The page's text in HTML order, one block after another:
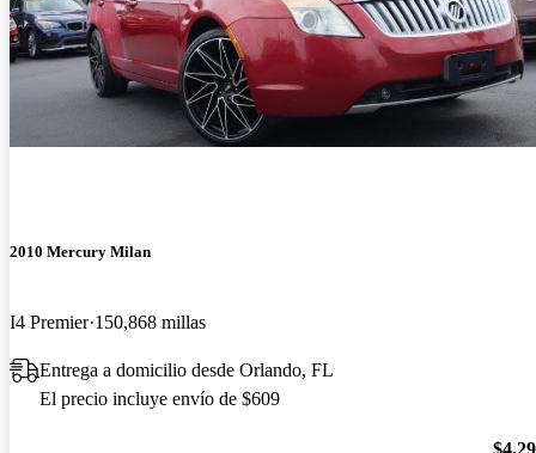
2010 Mercury Milan
I4 Premier 150,868 millas
Entrega a domicilio desde Orlando, FL
El precio incluye envío de $609